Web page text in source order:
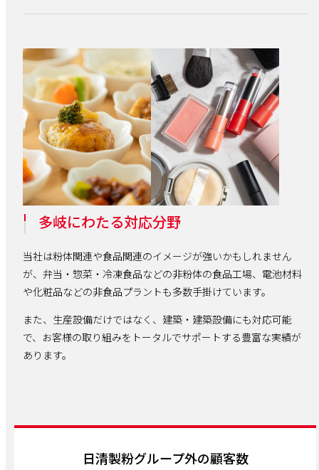
多岐にわたる対応分野
当社は粉体関連や食品関連のイメージが強いかもしれません
が、弁当・惣菜・冷凍食品などの非粉体の食品工場、電池材料
や化粧品などの非食品プラントも多数手掛けています。
また、生産設備だけではなく、建築・建築設備にも対応可能
で、お客様の取り組みをトータルでサポートする豊富な実績が
あります。
日清製粉グループ外の顧客数